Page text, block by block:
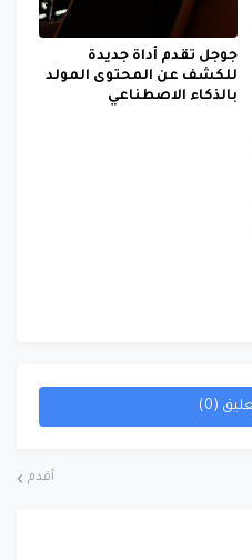
جوجل تقدم أداة جديدة
للكشف عن المحتوى المولد
بالذكاء الاصطناعي
(0)
أقدم